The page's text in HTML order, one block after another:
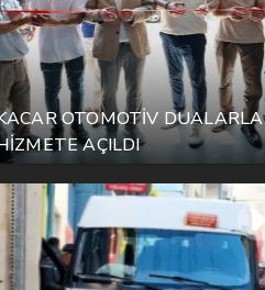
OTOMOTİV DUALARLA
AÇILDI